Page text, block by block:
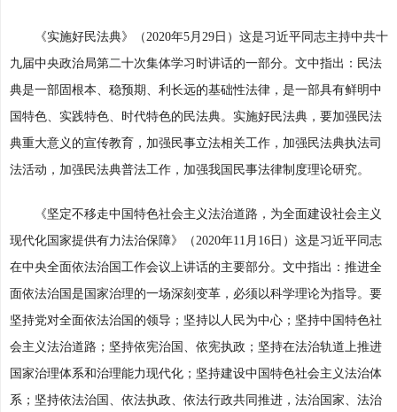
《实施好民法典》（2020年5月29日）这是习近平同志主持中共十
九届中央政治局第二十次集体学习时讲话的一部分。文中指出：民法
典是一部固根本、稳预期、利长远的基础性法律，是一部具有鲜明中
国特色、实践特色、时代特色的民法典。实施好民法典，要加强民法
典重大意义的宣传教育，加强民事立法相关工作，加强民法典执法司
法活动，加强民法典普法工作，加强我国民事法律制度理论研究。
《坚定不移走中国特色社会主义法治道路，为全面建设社会主义
现代化国家提供有力法治保障》（2020年11月16日）这是习近平同志
在中央全面依法治国工作会议上讲话的主要部分。文中指出：推进全
面依法治国是国家治理的一场深刻变革，必须以科学理论为指导。要
坚持党对全面依法治国的领导；坚持以人民为中心；坚持中国特色社
会主义法治道路；坚持依宪治国、依宪执政；坚持在法治轨道上推进
国家治理体系和治理能力现代化；坚持建设中国特色社会主义法治体
系；坚持依法治国、依法执政、依法行政共同推进，法治国家、法治